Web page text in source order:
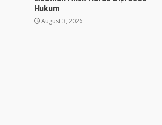
Hukum
August 3, 2026